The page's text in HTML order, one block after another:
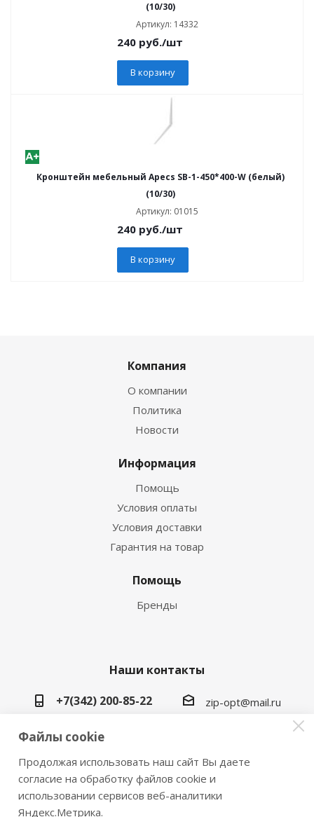
(10/30)
Артикул: 14332
240 руб./шт
В корзину
Кронштейн мебельный Apecs SB-1-450*400-W (белый)
(10/30)
Артикул: 01015
240 руб./шт
В корзину
Компания
О компании
Политика
Новости
Информация
Помощь
Условия оплаты
Условия доставки
Гарантия на товар
Помощь
Бренды
Наши контакты
+7(342) 200-85-22
zip-opt@mail.ru
г. Пермь, ул. Васильева, 5в
2026 © Замки инструмент плюс
Файлы cookie
Продолжая использовать наш сайт Вы даете
согласие на обработку файлов cookie и
использовании сервисов веб-аналитики
Яндекс.Метрика.